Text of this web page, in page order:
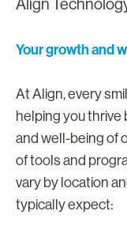
Align
Your growth and
At Align, every
helping you
and well-being of
of tools and
vary by location
typically expect: